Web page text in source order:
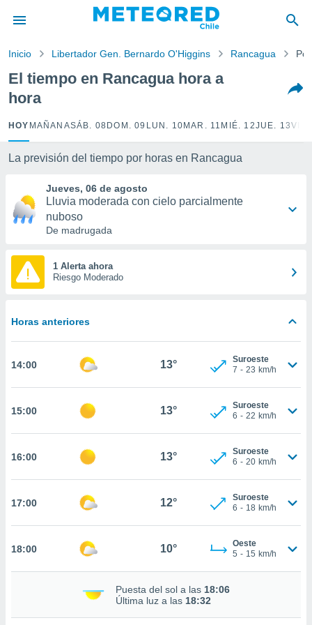
por
para
la
calidad.
a este
las
y
forma
contenido
coste.
botón
a la
la
ya sean
en
perfil
ACEPTAR
CONTINUAR
Inicio Libertador Gen. Bernardo O'Higgins Rancagua
El tiempo en Rancagua hora a
hora
HOY MAÑANASÁB. 08 DOM. 09 LUN. 10 MAR. 11 MIÉ. 12JUE. 13VIE.
La previsión del tiempo por horas en Rancagua
Jueves, 06 de agosto
Lluvia moderada con cielo parcialmente
nuboso
De madrugada
1 Alerta ahora
Riesgo Moderado
Horas anteriores
14:00 13°
Suroeste
7 - 23 km/h
15:00 13°
Suroeste
6 - 22 km/h
16:00 13°
Suroeste
6 - 20 km/h
17:00 12°
Suroeste
6 - 18 km/h
18:00 10°
Oeste
5 - 15 km/h
Puesta del sol a las 18:06
Última luz a las 18:32